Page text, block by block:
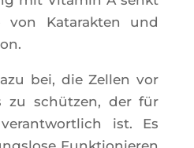
von Kata­rak­ten und
bei, die Zel­len vor
zu schüt­zen, der für
ist. Es